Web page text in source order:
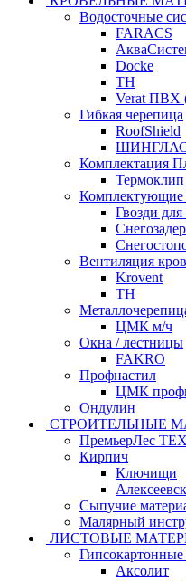
Водосточные
FARACS
Docke
ТН
Verat ПВХ
Гибкая черепица
RoofShield
Комплектация
Термоклип
Комплектующие
Гвозди
Вентиляция
Krovent
ТН
ЦМК м/ч
Окна / лестницы
FAKRO
Профнастил
ЦМК
Ондулин
СТРОИТЕЛЬНЫЕ
ПремьерЛес
Кирпич
Ключищи
Сыпучие
Малярный
ЛИСТОВЫЕ
Аксолит